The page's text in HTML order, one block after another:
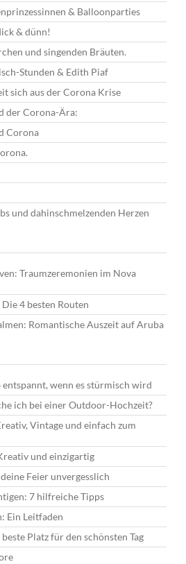
& Balloonparties
& dünn!
und singenden Bräuten.
Stunden & Edith Piaf
sich aus der Corona Krise
der Corona-Ära:
Corona
und dahinschmelzenden Herzen
Traumzeremonien im Nova
4 besten Routen
Romantische Auszeit auf Aruba
wenn es stürmisch wird
ich bei einer Outdoor-Hochzeit?
Vintage und einfach zum
und einzigartig
Feier unvergesslich
7 hilfreiche Tipps
Ein Leitfaden
Platz für den schönsten Tag